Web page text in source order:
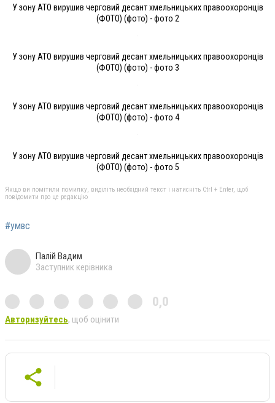
У зону АТО вирушив черговий десант хмельницьких правоохоронців
(ФОТО) (фото) - фото 2
У зону АТО вирушив черговий десант хмельницьких правоохоронців
(ФОТО) (фото) - фото 3
У зону АТО вирушив черговий десант хмельницьких правоохоронців
(ФОТО) (фото) - фото 4
У зону АТО вирушив черговий десант хмельницьких правоохоронців
(ФОТО) (фото) - фото 5
Якщо ви помітили помилку, виділіть необхідний текст і натисніть Ctrl + Enter, щоб
повідомити про це редакцію
#умвс
Палій Вадим
Заступник керівника
0,0
Авторизуйтесь, щоб оцінити